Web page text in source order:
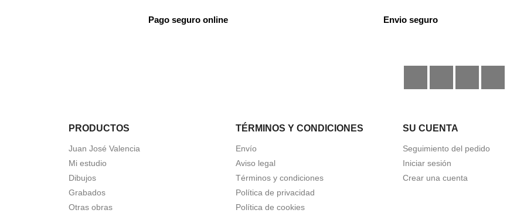
Pago seguro online Envio seguro
PRODUCTOS
Juan José Valencia
Mi estudio
Dibujos
Grabados
Otras obras
TÉRMINOS Y CONDICIONES
Envío
Aviso legal
Términos y condiciones
Política de privacidad
Política de cookies
SU CUENTA
Seguimiento del pedido
Iniciar sesión
Crear una cuenta